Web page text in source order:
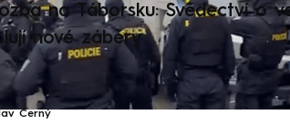
na Táborsku: Svědectví o
nové záběry
Černý